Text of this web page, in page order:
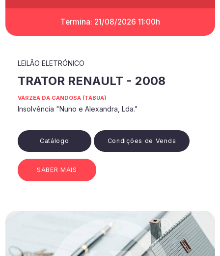
Termina: 21/08/2026 11:00h
LEILÃO ELETRÓNICO
TRATOR RENAULT - 2008
VÁRZEA DA CANDOSA (TÁBUA)
Insolvência "Nuno e Alexandra, Lda."
Catálogo Condições de Venda
SABER MAIS